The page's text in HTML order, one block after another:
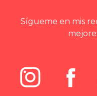
Sígueme en mis